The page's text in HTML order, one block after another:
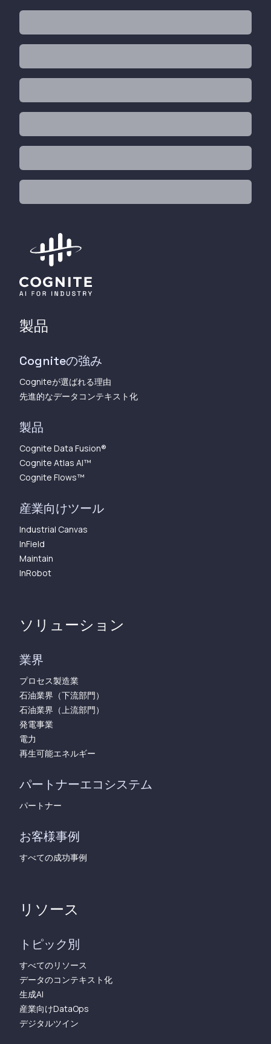
製品
Cogniteの強み
Cogniteが選ばれる理由
先進的なデータコンテキスト化
製品
Cognite Data Fusion®
Cognite Atlas AI™︎
Cognite Flows™︎
産業向けツール
Industrial Canvas
InField
Maintain
InRobot
ソリューション
業界
プロセス製造業
石油業界（下流部門）
石油業界（上流部門）
発電事業
電力
再生可能エネルギー
パートナーエコシステム
パートナー
お客様事例
すべての成功事例
リソース
トピック別
すべてのリソース
データのコンテキスト化
生成AI
産業向けDataOps
デジタルツイン